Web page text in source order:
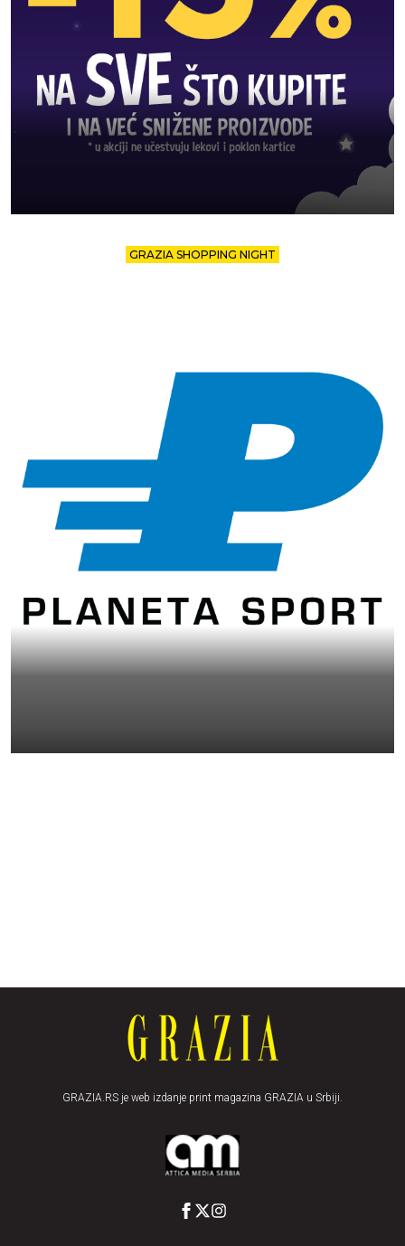
GRAZIA SHOPPING NIGHT
GRAZIA.RS je web izdanje print magazina GRAZIA u Srbiji.